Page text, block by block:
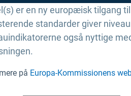
er en ny europæisk tilgang
standarder giver
også nyttige
på Europa-Kommissionens